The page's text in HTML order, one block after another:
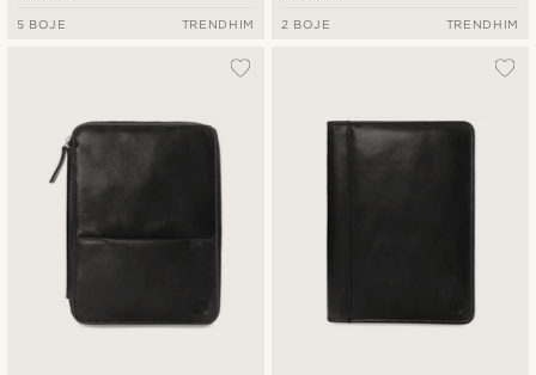
5 BOJE TRENDHIM 2 BOJE TRENDHIM